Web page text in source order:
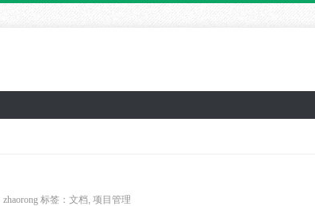
zhaorong 标签： 文档, 项目管理